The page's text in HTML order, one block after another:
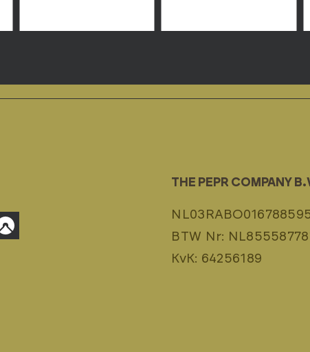
THE PEPR COMPANY
BTW Nr:
KvK: 64256189